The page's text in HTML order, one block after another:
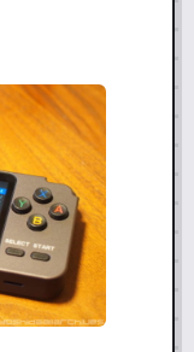
導入方法等
）での基
癖も二癖も有り